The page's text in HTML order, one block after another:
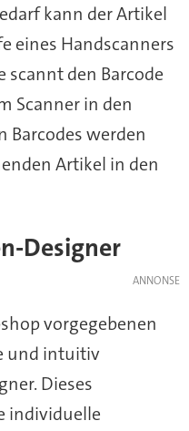
kann der Artikel
eines Handscanners
scannt den Barcode
Scanner in den
Barcodes werden
Artikel in den
Designer
vorgegebenen
und intuitiv
Dieses
individuelle